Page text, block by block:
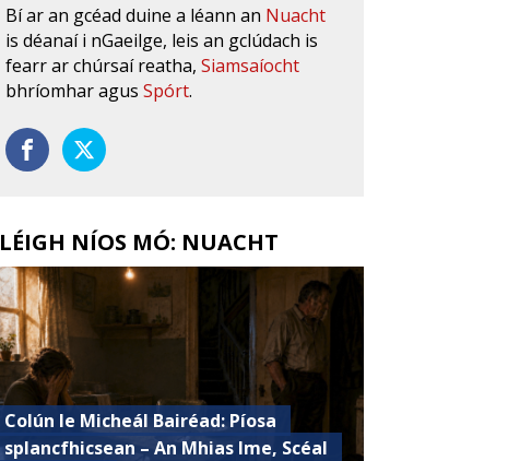
Bí ar an gcéad duine a léann an Nuacht
is déanaí i nGaeilge, leis an gclúdach is
fearr ar chúrsaí reatha,Siamsaíocht
bhríomhar agusSpórt.
LÉIGH NÍOS MÓ: NUACHT
Colún le Micheál Bairéad: Píosa
splancfhicsean – An Mhias Ime, Scéal